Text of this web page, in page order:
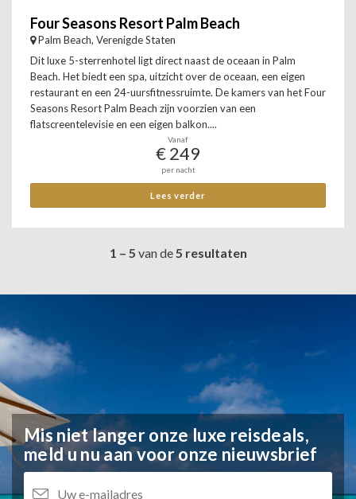
Four Seasons Resort Palm Beach
Palm Beach, Verenigde Staten
Dit luxe 5-sterrenhotel ligt direct naast de oceaan in Palm
Beach. Het biedt een spa, uitzicht over de oceaan, een eigen
restaurant en een 24-uursfitnessruimte. De kamers van het Four
Seasons Resort Palm Beach zijn voorzien van een
flatscreentelevisie en een eigen balkon....
Vanaf
€ 249
per nacht
Lees verder
1 – 5 van de5 resultaten
Mis niet langer onze luxe reisdeals,
meld u nu aan voor onze nieuwsbrief